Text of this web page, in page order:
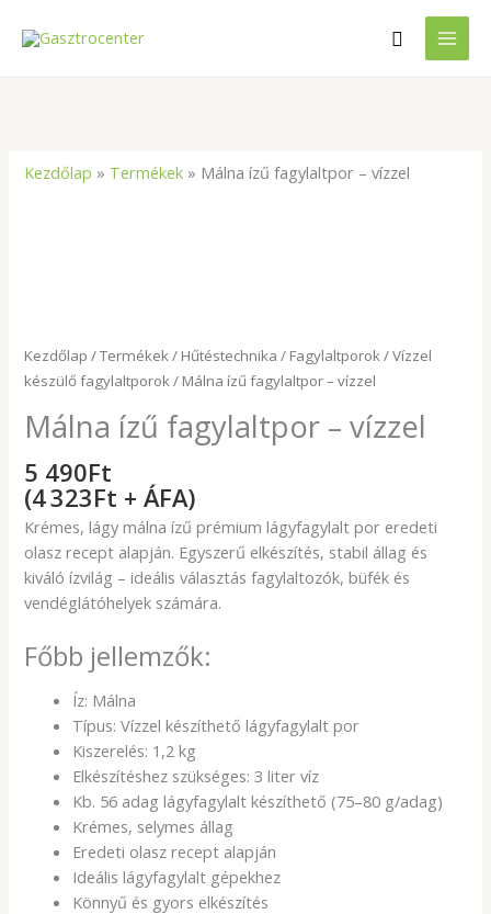
Search
Kezdőlap » Termékek » Málna ízű fagylaltpor – vízzel
Kezdőlap /Termékek/ Hűtéstechnika / Fagylaltporok/Vízzel
készülő fagylaltporok/ Málna ízű fagylaltpor – vízzel
Málna ízű fagylaltpor – vízzel
5 490Ft
(4 323Ft + ÁFA)
Krémes, lágy málna ízű prémium lágyfagylalt por eredeti
olasz recept alapján. Egyszerű elkészítés, stabil állag és
kiváló ízvilág – ideális választás fagylaltozók, büfék és
vendéglátóhelyek számára.
Főbb jellemzők:
Íz: Málna
Típus: Vízzel készíthető lágyfagylalt por
Kiszerelés: 1,2 kg
Elkészítéshez szükséges: 3 liter víz
Kb. 56 adag lágyfagylalt készíthető (75–80 g/adag)
Krémes, selymes állag
Eredeti olasz recept alapján
Ideális lágyfagylalt gépekhez
Könnyű és gyors elkészítés